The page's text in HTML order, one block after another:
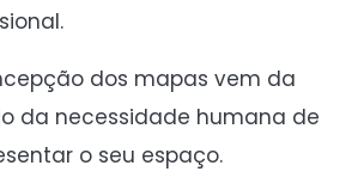
dos mapas vem da
da necessidade humana de
o seu espaço.